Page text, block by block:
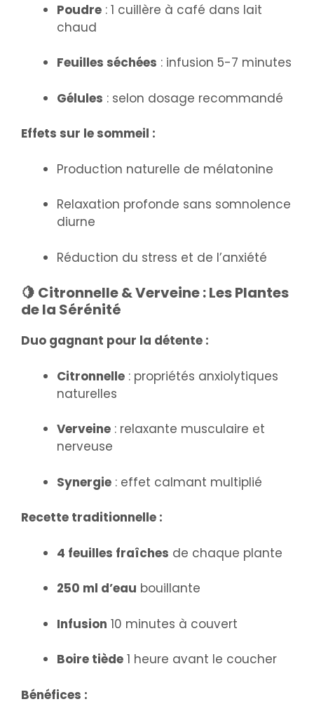
Poudre : 1 cuillère à café dans lait
chaud
Feuilles séchées : infusion 5-7 minutes
Gélules : selon dosage recommandé
Effets sur le sommeil :
Production naturelle de mélatonine
Relaxation profonde sans somnolence
diurne
Réduction du stress et de l’anxiété
🍋 Citronnelle & Verveine : Les Plantes
de la Sérénité
Duo gagnant pour la détente :
Citronnelle : propriétés anxiolytiques
naturelles
Verveine : relaxante musculaire et
nerveuse
Synergie : effet calmant multiplié
Recette traditionnelle :
4 feuilles fraîches de chaque plante
250 ml d’eau bouillante
Infusion 10 minutes à couvert
Boire tiède 1 heure avant le coucher
Bénéfices :